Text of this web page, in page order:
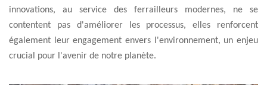
innovations, au service des ferrailleurs modernes, ne se
contentent pas d'améliorer les processus, elles renforcent
également leur engagement envers l'environnement, un enjeu
crucial pour l'avenir de notre planète.